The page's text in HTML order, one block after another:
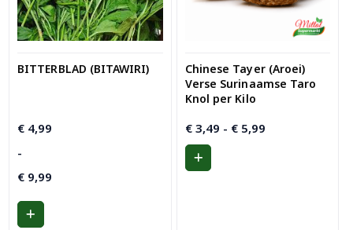
BITTERBLAD (BITAWIRI)
€ 4,99
-
€ 9,99
Prijsklasse:
tot
€ 9,99
Chinese Tayer (Aroei)
Verse Surinaamse Taro
Knol per Kilo
€3,49 - €5,99Prijsklasse: